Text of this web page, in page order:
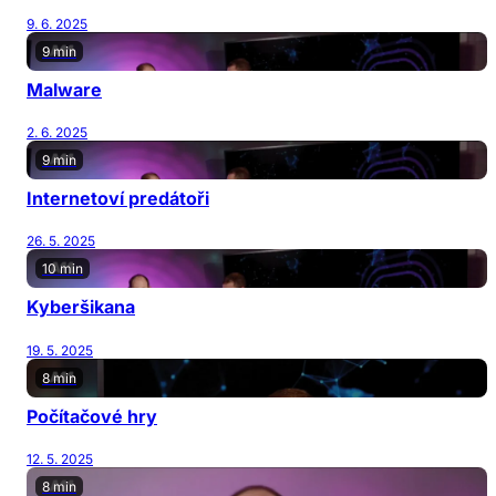
9. 6. 2025
9 min
Malware
2. 6. 2025
9 min
Internetoví predátoři
26. 5. 2025
10 min
Kyberšikana
19. 5. 2025
8 min
Počítačové hry
12. 5. 2025
8 min